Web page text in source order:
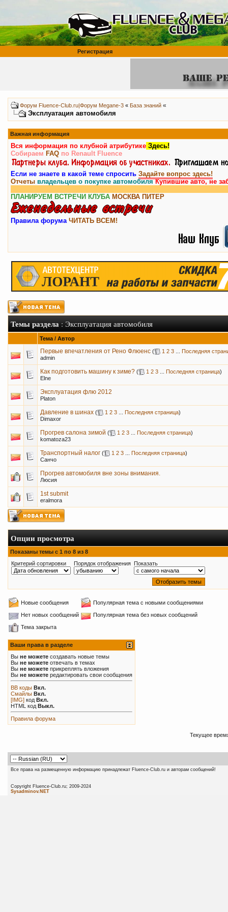
Регистрация
Форум Fluence-Club.ru|Форум Megane-3 « База знаний «
Эксплуатация автомобиля
Важная информация
Вся информация по клубной атрибутике Здесь!
Собираем FAQ по Renault Fluence
Если не знаете в какой теме спросить Задайте вопрос здесь!
Отчеты владельцев о покупке автомобиляКупившие авто, не
ПЛАНИРУЕМ ВСТРЕЧИ КЛУБА МОСКВА ПИТЕР
Правила форума ЧИТАТЬ ВСЕМ!
Темы раздела: Эксплуатация автомобиля
Тема / Автор
Первые впечатления от Рено Флюенс ( 1 2 3
Последняя
admin
Как подготовить машину к зиме? ( 1 2 3 Последняя страница)
Elne
Эксплуатация флю 2012
Platon
Давление в шинах ( 1 2 3 Последняя страница)
Dimaxor
Прогрев салона зимой ( 1 2 3 Последняя страница)
komatoza23
Транспортный налог ( 1 2 3 Последняя страница)
Санчо
Прогрев автомобиля вне зоны внимания.
Люсия
1st submit
eralmora
Опции просмотра
Показаны темы с 1 по 8 из 8
Критерий сортировки
Порядок отображения Показать
Новые сообщения
Популярная тема с новыми сообщениями
Нет новых сообщений
Популярная тема без новых сообщений
Тема закрыта
Ваши права в разделе
Вы не можете создавать новые темы
Вы не можете отвечать в темах
Вы не можете прикреплять вложения
Вы не можете редактировать свои сообщения
BB коды Вкл.
Смайлы Вкл.
[IMG] код Вкл.
HTML код Выкл.
Правила форума
Текущее
Все права на размещенную информацию принадлежат Fluence-Club.ru и авторам сообщений!
Copyright Fluence-Club.ru;
Sysadminov.NET